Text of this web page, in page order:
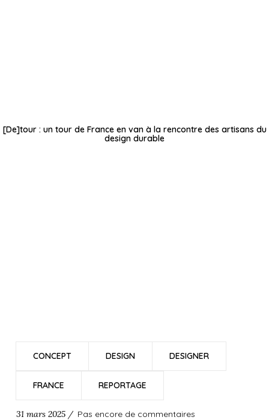
[De]tour : un tour de France en van à la rencontre des artisans du
design durable
CONCEPT DESIGN DESIGNER
FRANCE REPORTAGE
31 mars 2025 / Pas encore de commentaires